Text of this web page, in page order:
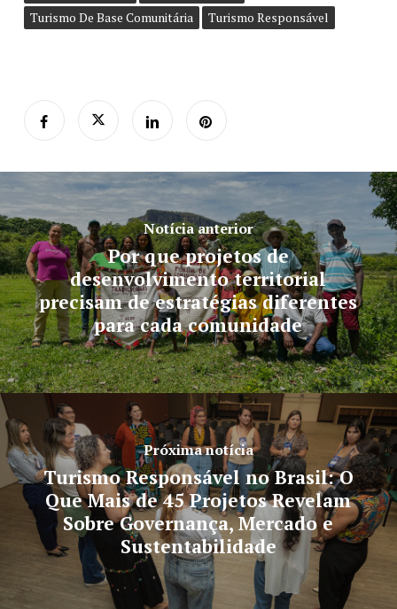
Turismo De Base Comunitária
Turismo Responsável
Notícia anterior
Por que projetos de
desenvolvimento territorial
precisam de estratégias diferentes
para cada comunidade
Próxima notícia
Turismo Responsável no Brasil: O
Que Mais de 45 Projetos Revelam
Sobre Governança, Mercado e
Sustentabilidade